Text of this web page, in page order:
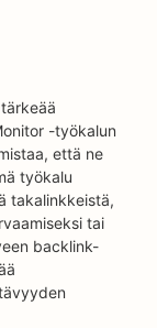
-työkalun
että ne
työkalu
takalinkkeistä,
tai
backlink-